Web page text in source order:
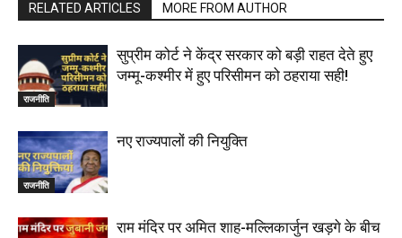
RELATED ARTICLES MORE FROM AUTHOR
राजनीति
सुप्रीम कोर्ट ने केंद्र सरकार को बड़ी राहत देते हुए
जम्मू-कश्मीर में हुए परिसीमन को ठहराया सही!
राजनीति
नए राज्यपालों की नियुक्ति
राम मंदिर पर अमित शाह-मल्लिकार्जुन खड़गे के बीच